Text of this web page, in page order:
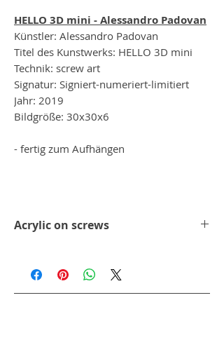
HELLO 3D mini - Alessandro Padovan
Künstler: Alessandro Padovan
Titel des Kunstwerks: HELLO 3D mini
Technik: screw art
Signatur: Signiert-numeriert-limitiert
Jahr: 2019
Bildgröße: 30x30x6
- fertig zum Aufhängen
Acrylic on screws
denn jede Schraube wird per Hand in die
Grundplatte geschraubt, dass dieses tolle
Kunstwerk entsteht. Jedes seiner Werke